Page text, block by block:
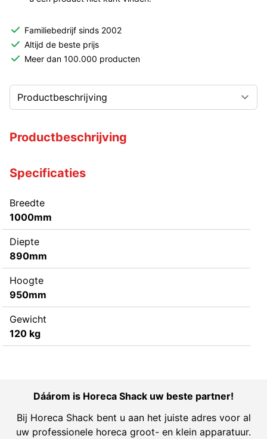
Familiebedrijf sinds 2002
Altijd de beste prijs
Meer dan 100.000 producten
Productbeschrijving
Specificaties
Breedte
1000mm
Diepte
890mm
Hoogte
950mm
Gewicht
120 kg
Dáárom is Horeca Shack uw beste partner!
Bij Horeca Shack bent u aan het juiste adres voor al
uw professionele horeca groot- en klein apparatuur.